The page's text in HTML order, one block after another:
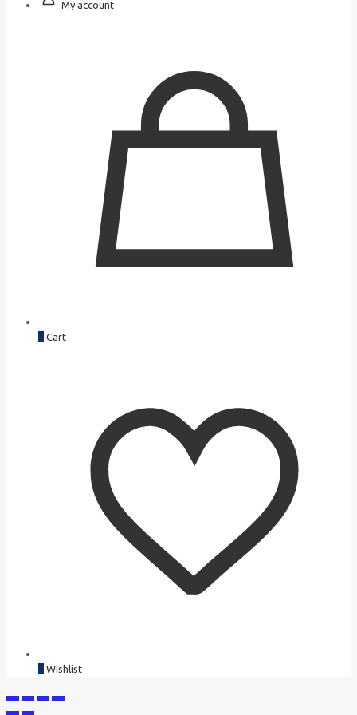
My account
0 Cart
0 Wishlist